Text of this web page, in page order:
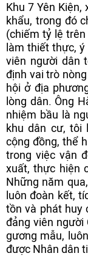
Khu 7 Yên
khẩu, trong đó
(chiếm tỷ lệ trên
làm thiết thực,
viên người dân
định vai trò
hội ở địa
lòng dân. Ông
nhiệm bầu là
khu dân cư, tôi
cộng đồng, thể
trong việc vận
xuất, thực hiện
Những năm
luôn đoàn kết,
tồn và phát huy
đảng viên người
gương mẫu,
được Nhân dân